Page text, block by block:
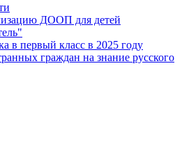
ДООП для детей
в первый класс в 2025 году
граждан на знание русского